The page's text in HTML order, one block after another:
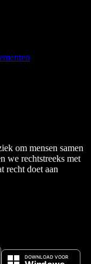
om mensen samen
we rechtstreeks met
recht doet aan